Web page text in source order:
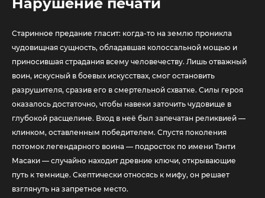
Старинное предание гласит: когда-то на землю проникла
чудовищная сущность, обладавшая колоссальной мощью и
приносившая страдания всему человечеству. Лишь отважный
воин, искусный в боевых искусствах, смог остановить
разрушителя, сразив его в смертельной схватке. Силы героя
оказалось достаточно, чтобы навеки заточить чудовище в
глубокой расщелине. Вход в неё был запечатан реликвией —
клинком, оставленным победителем. Спустя поколения
потомок легендарного воина — подросток по имени Тэнти
Масаки — случайно находит древние ключи, открывающие
путь к темнице. Скептически относясь к мифу, он решает
взглянуть на запретное место.